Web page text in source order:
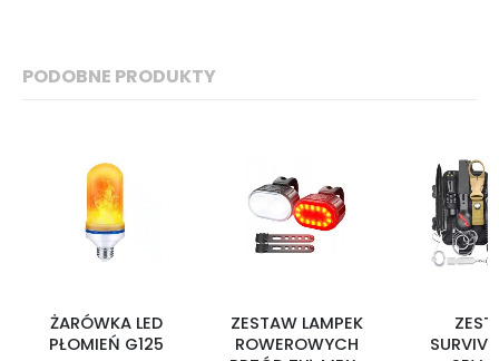
PODOBNE PRODUKTY
ŻARÓWKA LED
PŁOMIEŃ G125
ZESTAW LAMPEK
ROWEROWYCH